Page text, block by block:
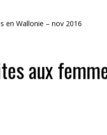
en Wallonie – nov 2016
aux